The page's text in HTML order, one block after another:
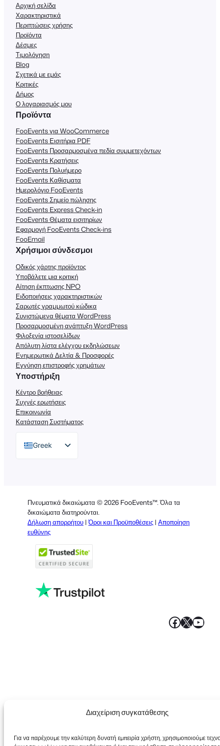
Διαχείριση συγκατάθεσης
Για να παρέχουμε την καλύτερη δυνατή εμπειρία χρήστη, χρησιμοποιούμε
Αρχική σελίδα
Χαρακτηριστικά
Περιπτώσεις χρήσης
Προϊόντα
Δέσμες
Τιμολόγηση
Blog
Σχετικά με εμάς
Κριτικές
Δήμος
Ο λογαριασμός μου
Προϊόντα
FooEvents για WooCommerce
FooEvents Εισιτήρια PDF
FooEvents Προσαρμοσμένα πεδία συμμετεχόντων
FooEvents Κρατήσεις
FooEvents Πολυήμερο
FooEvents Καθίσματα
Ημερολόγιο FooEvents
FooEvents Σημείο πώλησης
FooEvents Express Check-in
FooEvents Θέματα εισιτηρίων
Εφαρμογή FooEvents Check-ins
FooEmail
Χρήσιμοι σύνδεσμοι
Οδικός χάρτης προϊόντος
Υποβάλετε μια κριτική
Αίτηση έκπτωσης NPO
Ειδοποιήσεις χαρακτηριστικών
Σαρωτές γραμμωτού κώδικα
Συνιστώμενα θέματα WordPress
Προσαρμοσμένη ανάπτυξη WordPress
Φιλοξενία ιστοσελίδων
Απόλυτη λίστα ελέγχου εκδηλώσεων
Ενημερωτικά Δελτία & Προσφορές
Εγγύηση επιστροφής χρημάτων
Υποστήριξη
Κέντρο βοήθειας
Συχνές ερωτήσεις
Επικοινωνία
Κατάσταση Συστήματος
Greek
Spanish
Italian
Portuguese
French
Πνευματικά δικαιώματα © 2026 FooEvents™. Όλα τα
δικαιώματα διατηρούνται.
Δήλωση απορρήτου |Όροι και Προϋποθέσεις | Αποποίηση
ευθύνης
X